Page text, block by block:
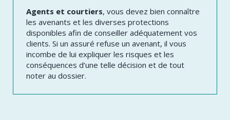
Agents et courtiers, vous devez bien connaître
les avenants et les diverses protections
disponibles afin de conseiller adéquatement vos
clients. Si un assuré refuse un avenant, il vous
incombe de lui expliquer les risques et les
conséquences d’une telle décision et de tout
noter au dossier.